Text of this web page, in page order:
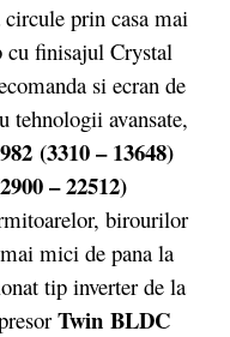
circule prin casa mai
cu finisajul Crystal
si ecran de
avansate,
(3310 – 13648)
– 22512)
birourilor
mici de pana la
tip inverter de la
Twin BLDC